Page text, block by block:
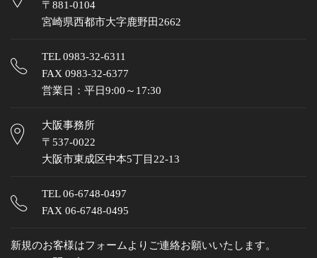
〒881-0104
宮崎県西都市大字鹿野田2662
TEL0983-32-6311
FAX 0983-32-6377
営業日：平日9:00～17:30
大阪事務所
〒537-0022
大阪市東成区中本5丁目22-13
TEL06-6748-0497
FAX 06-6748-0495
新規のお客様はフォームよりご連絡お願いいたします。